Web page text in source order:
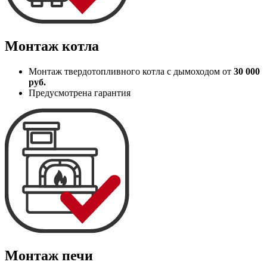
Монтаж котла
Монтаж твердотопливного котла с дымоходом от 30 000
руб.
Предусмотрена гарантия
Монтаж печи